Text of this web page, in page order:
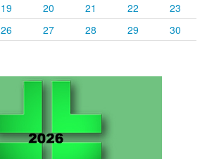
19 20 21 22
23
26 27 28 29
30